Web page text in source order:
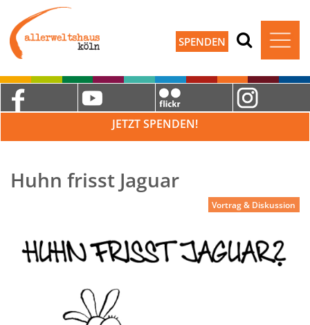
SPENDEN
JETZT SPENDEN!
Huhn frisst Jaguar
Vortrag & Diskussion